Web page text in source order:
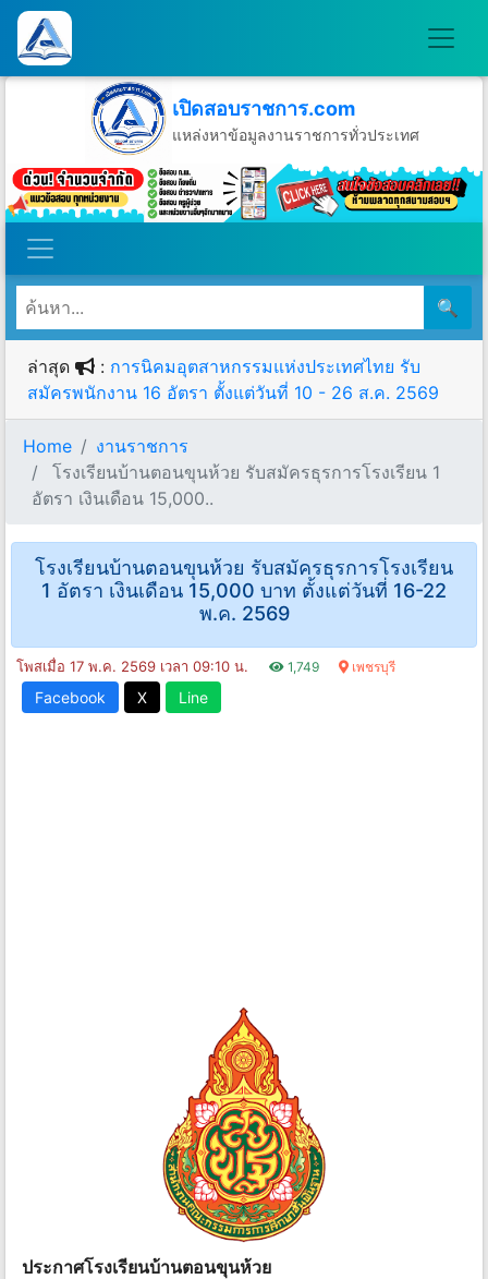
เปิดสอบราชการ.com
แหล่งหาข้อมูลงานราชการทั่วประเทศ
วันเสาร์ที่ 8 เดือนสิงหาคม พ.ศ.2569
🔍
ล่าสุด : การนิคมอุตสาหกรรมแห่งประเทศไทย รับ
สมัครพนักงาน 16 อัตรา ตั้งแต่วันที่ 10 - 26 ส.ค. 2569
Home
งานราชการ
โรงเรียนบ้านตอนขุนห้วย รับสมัครธุรการโรงเรียน 1
อัตรา เงินเดือน 15,000..
โรงเรียนบ้านตอนขุนห้วย รับสมัครธุรการโรงเรียน
1 อัตรา เงินเดือน 15,000 บาท ตั้งแต่วันที่ 16-22
พ.ค. 2569
โพสเมื่อ 17 พ.ค. 2569 เวลา 09:10 น. 1,749 เพชรบุรี
Facebook X Line
ประกาศโรงเรียนบ้านตอนขุนห้วย